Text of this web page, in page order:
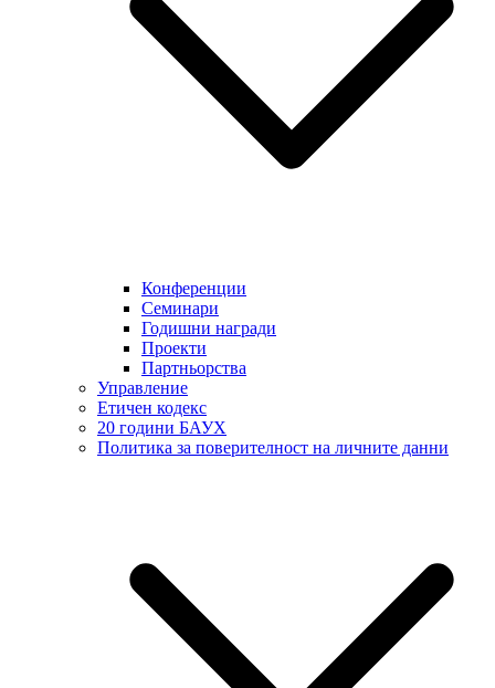
Конференции
Семинари
Годишни награди
Проекти
Партньорства
Управление
Етичен кодекс
20 години БАУХ
Политика за поверителност на личните данни